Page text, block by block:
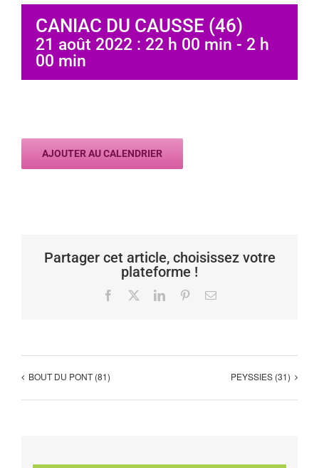
CANIAC DU CAUSSE (46)
21 août 2022 : 22 h 00 min - 2 h
00 min
AJOUTER AU CALENDRIER
Partager cet article, choisissez votre
plateforme !
Facebook LinkedInPinterestEmail
BOUT DU PONT (81) PEYSSIES (31)